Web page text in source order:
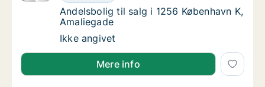
Andelsbolig til salg i 1256 København K,
Andelsbolig til salg i 1256 København K,
Amaliegade
Andelsbolig til salg i 1256 København K,
Ikke angivet
Mere info